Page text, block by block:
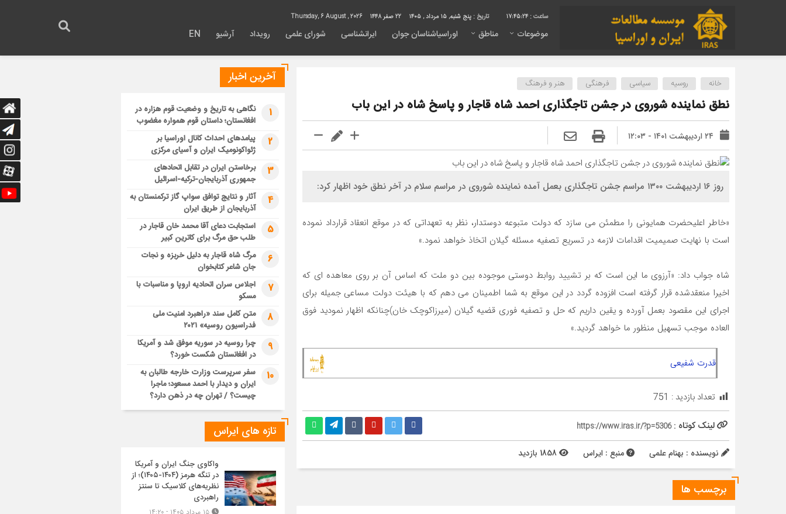
17:45:25 تاریخ : پنج شنبه, ۱۵ مرداد , ۱۴۰۵ 22 صفر 1448
موضوعات مناطق اوراسیاشناسان جوان ایرانشناسی شورای علمی رویداد آرشیو EN
خانه روسیه سیاسی فرهنگی هنر و فرهنگ
نطق نماینده شوروی در جشن تاجگذاری احمد شاه قاجار و پاسخ شاه در این باب
۲۴ اردیبهشت ۱۴۰۱ - ۱۲:۰۳
روز ۱۶ اردیبهشت ۱۳۰۰ مراسم جشن تاجگذاری بعمل آمده نماینده شوروی در مراسم سلام در آخر نطق خود اظهار کرد:
«خاطر اعلیحضرت همایونی را مطمئن می سازد که دولت متبوعه دوستدار، نظر به تعهداتی که در موقع انعقاد قرارداد نموده
است با نهایت صمیمیت اقدامات لازمه در تسریع تصفیه مسئله گیلان اتخاذ خواهد نمود.»
شاه جواب داد: «آرزوی ما این است که بر تشیید روابط دوستی موجوده بین دو ملت که اساس آن بر روی معاهده ای که
اخیرا منعقدشده قرار گرفته است افزوده گردد در این موقع به شما اطمینان می دهم که با هیئت دولت مساعی جمیله برای
اجرای این مقصود بعمل آورده و یقین داریم که حل و تصفیه فوری قضیه گیلان (میرزاکوچک خان)چنانکه اظهار نمودید فوق
العاده موجب تسهیل منظور ما خواهد گردید.»
قدرت شفیعی
تعداد بازدید : 751
لینک کوتاه :https://www.iras.ir/?p=5306
نویسنده : بهنام علمی منبع : ایراس
برچسب ها
آخرین اخبار
1
نگاهی به تاریخ و وضعیت قوم هزاره در
افغانستان؛ داستان قوم همواره مغضوب
2
پیامدهای احداث کانال اوراسیا بر
ژئواکونومیک ایران و آسیای مرکزی
3
برخاستن ایران در تقابل اتحادهای
جمهوری آذربایجان-ترکیه-اسرائیل
4
آثار و نتایج توافق سواپ گاز ترکمنستان به
آذربایجان از طریق ایران
5
استجابت دعای آقا محمد خان قاجار در
طلب حق مرگ برای کاترین کبیر
6
مرگ شاه قاجار به دلیل خربزه و نجات
جان شاعر کتابخوان
7
اجلاس سران اتحادیه اروپا و مناسبات با
مسکو
8
متن کامل سند «راهبرد امنیت ملی
فدراسیون روسیه» ۲۰۲۱
9
چرا روسیه در سوریه موفق شد و آمریکا
در افغانستان شکست خورد؟
10
سفر سرپرست وزارت خارجه طالبان به
ایران و دیدار با احمد مسعود؛ ماجرا
چیست؟ / تهران چه در ذهن دارد؟
تازه های ایراس
واکاوی جنگ ایران و آمریکا
در تنگه هرمز (۱۴۰۴-۱۴۰۵)؛ از
نظریه‌های کلاسیک تا سنتز
راهبردی